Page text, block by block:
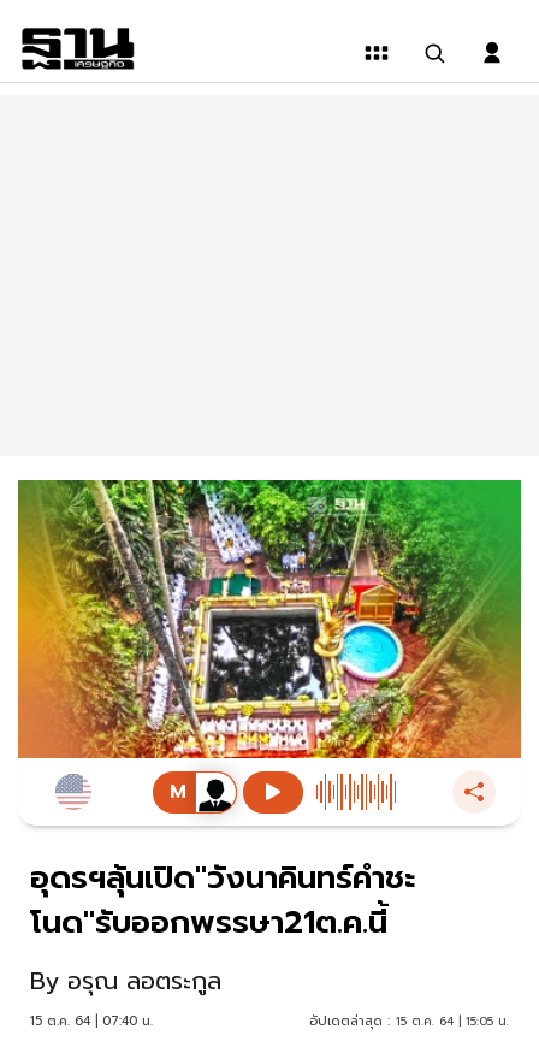
อุดรฯลุ้นเปิด"วังนาคินทร์คำชะ
โนด"รับออกพรรษา21ต.ค.นี้
By อรุณ ลอตระกูล
15 ต.ค. 64 | 07:40 น. อัปเดตล่าสุด : 15 ต.ค. 64 | 15:05 น.